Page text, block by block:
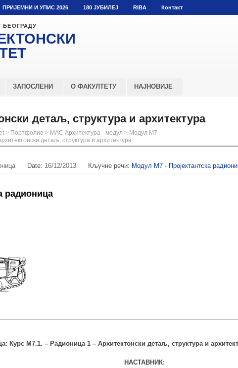
ПРИЈЕМНИ И УПИС 2026 180 ЈУБИЛЕЈ RIBA Контакт
БЕОГРАДУ
ЗАПОСЛЕНИ О ФАКУЛТЕТУ НАЈНОВИЈЕ
детаљ, структура и архитектура
> Портфолио > МАС Архитектура - модул > Модул М7 -
детаљ, структура и архитектура
Date: 16/12/2013 Кључне речи: Модул М7 - Пројектантска
радионица
Курс М7.1. – Радионица 1 – Архитектонски детаљ, структура и
НАСТАВНИК: